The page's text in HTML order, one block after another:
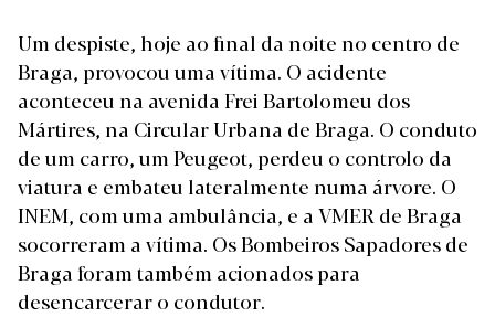
Um despiste, hoje ao final da noite no centro de
Braga, provocou uma vítima. O acidente
aconteceu na avenida Frei Bartolomeu dos
Mártires, na Circular Urbana de Braga. O conduto
de um carro, um Peugeot, perdeu o controlo da
viatura e embateu lateralmente numa árvore. O
INEM, com uma ambulância, e a VMER de Braga
socorreram a vítima. Os Bombeiros Sapadores de
Braga foram também acionados para
desencarcerar o condutor.